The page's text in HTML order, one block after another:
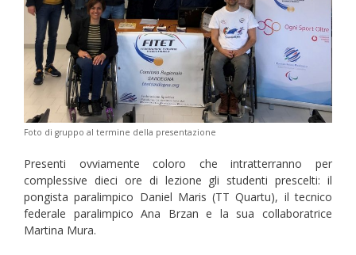
Foto di gruppo al termine della presentazione
Presenti ovviamente coloro che intratterranno per
complessive dieci ore di lezione gli studenti prescelti: il
pongista paralimpico Daniel Maris (TT Quartu), il tecnico
federale paralimpico Ana Brzan e la sua collaboratrice
Martina Mura.